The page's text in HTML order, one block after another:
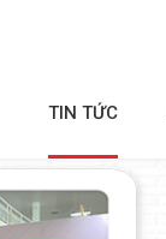
TIN TỨC